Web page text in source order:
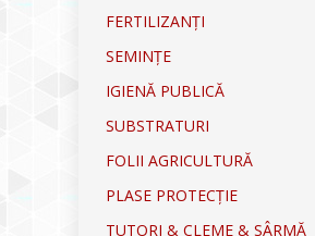
FERTILIZANȚI
SEMINȚE
IGIENĂ PUBLICĂ
SUBSTRATURI
FOLII AGRICULTURĂ
PLASE PROTECȚIE
TUTORI & CLEME & SÂRMĂ